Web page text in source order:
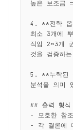
높은 보조금
4. **전략 옵
최소 3개에
직임 2~3개
것을 검증하
5. **누락된
분석을 의미
## 출력 형식
- 모호한 참
- 각 결론에